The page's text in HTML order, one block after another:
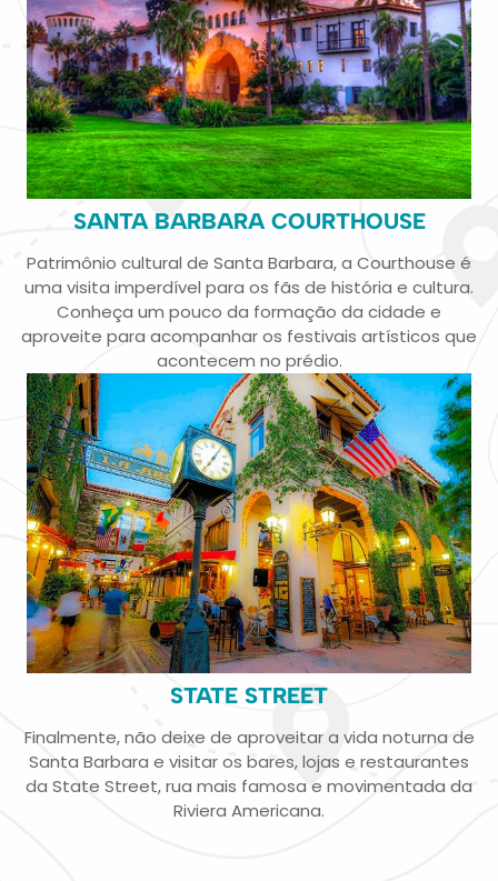
SANTA BARBARA COURTHOUSE
Patrimônio cultural de Santa Barbara, a Courthouse é
uma visita imperdível para os fãs de história e cultura.
Conheça um pouco da formação da cidade e
aproveite para acompanhar os festivais artísticos que
acontecem no prédio.
STATE STREET
Finalmente, não deixe de aproveitar a vida noturna de
Santa Barbara e visitar os bares, lojas e restaurantes
da State Street, rua mais famosa e movimentada da
Riviera Americana.